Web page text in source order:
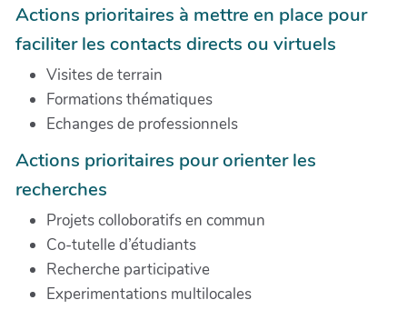
Actions prioritaires à mettre en place pour
faciliter les contacts directs ou virtuels
Visites de terrain
Formations thématiques
Echanges de professionnels
Actions prioritaires pour orienter les
recherches
Projets colloboratifs en commun
Co-tutelle d’étudiants
Recherche participative
Experimentations multilocales